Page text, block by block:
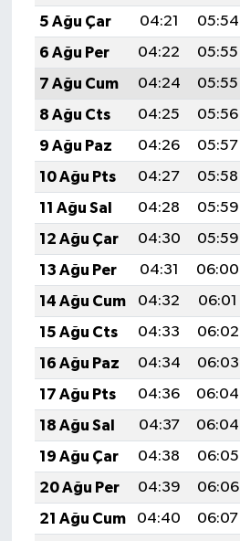
5 Ağu Çar
04:21 05:54
6 Ağu Per
04:22 05:55
7 Ağu Cum
04:24 05:55
8 Ağu Cts
04:25 05:56
9 Ağu Paz
04:26 05:57
10 Ağu Pts
04:27 05:58
11 Ağu Sal
04:28 05:59
12 Ağu Çar
04:30 05:59
13 Ağu Per
04:31 06:00
14 Ağu Cum
04:32 06:01
15 Ağu Cts
04:33 06:02
16 Ağu Paz
04:34 06:03
17 Ağu Pts
04:36 06:04
18 Ağu Sal
04:37 06:04
19 Ağu Çar
04:38 06:05
20 Ağu Per
04:39 06:06
21 Ağu Cum
04:40 06:07